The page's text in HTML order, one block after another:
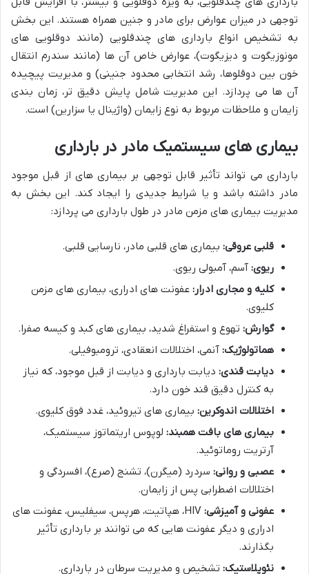
توجهی در میزان عوارض برای مادر و جنین همراه هستند. این بخش
به تشخیص انواع بارداری های چندقلویی (مانند دوقلویی های
مونوزیگوت و دیزیگوت)، عوارض خاص آن ها (مانند سندرم انتقال
خون بین دوقلوها، رشد انتخابی محدود جنینی) و مدیریت پیچیده
آن ها می پردازد. این مدیریت شامل پایش دقیق تر، زمان بندی
زایمان و ملاحظات مربوط به نوع زایمان (واژینال یا سزارین) است.
بیماری های سیستمیک مادر در بارداری
بارداری می تواند تأثیر قابل توجهی بر بیماری های از قبل موجود
مادر داشته باشد و یا شرایط جدیدی را ایجاد کند. این بخش به
مدیریت بیماری های مزمن مادر در طول بارداری می پردازد:
قلبی عروقی: بیماری های قلبی مادر، نارسایی قلبی.
ریوی: آسم، آمبولی ریوی.
کلیه و مجاری ادرار: عفونت های ادراری، بیماری های مزمن
کلیوی.
گوارش: تهوع و استفراغ شدید، بیماری های کبد و کیسه صفرا.
هماتولوژیک: آنمی، اختلالات انعقادی، ترومبوفیلی.
دیابت قندی: دیابت بارداری و دیابت از قبل موجود، که نیاز
به کنترل دقیق قند خون دارد.
اختلالات اندوکرین: بیماری های تیروئید، غدد فوق کلیوی.
بیماری های بافت همبند: لوپوس اریتماتوز سیستمیک،
آرتریت روماتوئید.
عصبی و روانی: سردرد (میگرن)، تشنج (صرع)، افسردگی و
اختلالات اضطرابی پس از زایمان.
عفونی و آمیزشی:
HIV، هپاتیت، هرپس، سیفلیس، عفونت های
ادراری و دیگر عفونت هایی که می توانند بر بارداری تأثیر
بگذارند.
نئوپلاستیک: تشخیص و مدیریت سرطان در بارداری.